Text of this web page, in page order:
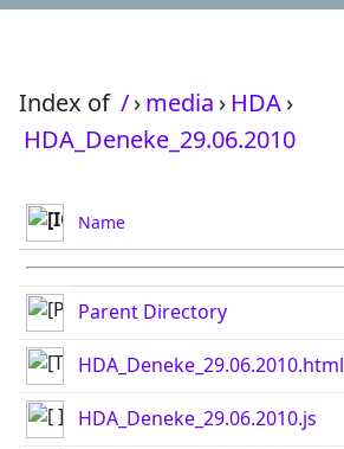
Index of /›media › HDA›
HDA_Deneke_29.06.2010
Name
Parent Directory
HDA_Deneke_29.06.2010.html
HDA_Deneke_29.06.2010.js